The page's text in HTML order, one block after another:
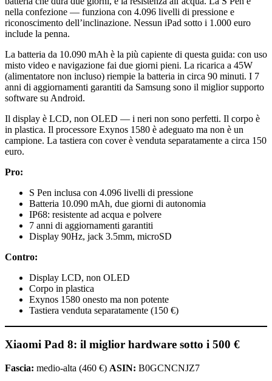
nella confezione — funziona con 4.096 livelli di pressione e
riconoscimento dell’inclinazione. Nessun iPad sotto i 1.000 euro
include la penna.
La batteria da 10.090 mAh è la più capiente di questa guida: con uso
misto video e navigazione fai due giorni pieni. La ricarica a 45W
(alimentatore non incluso) riempie la batteria in circa 90 minuti. I 7
anni di aggiornamenti garantiti da Samsung sono il miglior supporto
software su Android.
Il display è LCD, non OLED — i neri non sono perfetti. Il corpo è
in plastica. Il processore Exynos 1580 è adeguato ma non è un
campione. La tastiera con cover è venduta separatamente a circa 150
euro.
Pro:
S Pen inclusa con 4.096 livelli di pressione
Batteria 10.090 mAh, due giorni di autonomia
IP68: resistente ad acqua e polvere
7 anni di aggiornamenti garantiti
Display 90Hz, jack 3.5mm, microSD
Contro:
Display LCD, non OLED
Corpo in plastica
Exynos 1580 onesto ma non potente
Tastiera venduta separatamente (150 €)
Xiaomi Pad 8: il miglior hardware sotto i 500 €
Fascia: medio-alta (460 €) ASIN: B0GCNCNJZ7